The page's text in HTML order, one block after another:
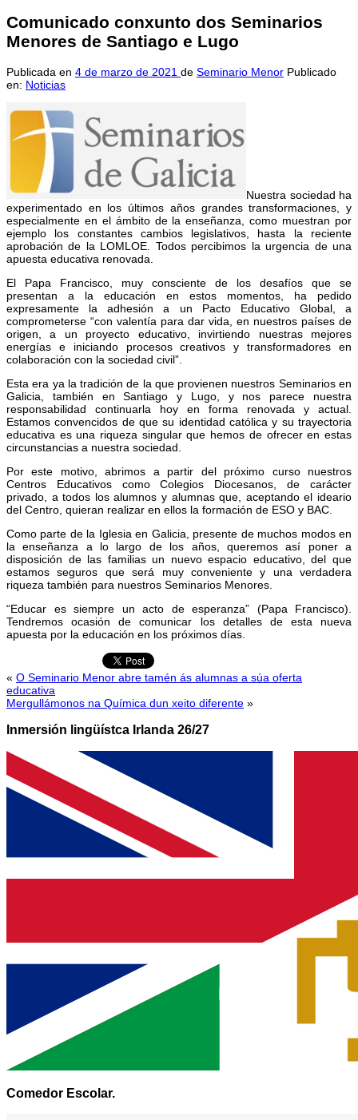
Comunicado conxunto dos Seminarios
Menores de Santiago e Lugo
Publicada en 4 de marzo de 2021 de Seminario Menor Publicado
en: Noticias
Nuestra sociedad ha
experimentado en los últimos años grandes transformaciones, y
especialmente en el ámbito de la enseñanza, como muestran por
ejemplo los constantes cambios legislativos, hasta la reciente
aprobación de la LOMLOE. Todos percibimos la urgencia de una
apuesta educativa renovada.
El Papa Francisco, muy consciente de los desafíos que se
presentan a la educación en estos momentos, ha pedido
expresamente la adhesión a un Pacto Educativo Global, a
comprometerse “con valentía para dar vida, en nuestros países de
origen, a un proyecto educativo, invirtiendo nuestras mejores
energías e iniciando procesos creativos y transformadores en
colaboración con la sociedad civil”.
Esta era ya la tradición de la que provienen nuestros Seminarios en
Galicia, también en Santiago y Lugo, y nos parece nuestra
responsabilidad continuarla hoy en forma renovada y actual.
Estamos convencidos de que su identidad católica y su trayectoria
educativa es una riqueza singular que hemos de ofrecer en estas
circunstancias a nuestra sociedad.
Por este motivo, abrimos a partir del próximo curso nuestros
Centros Educativos como Colegios Diocesanos, de carácter
privado, a todos los alumnos y alumnas que, aceptando el ideario
del Centro, quieran realizar en ellos la formación de ESO y BAC.
Como parte de la Iglesia en Galicia, presente de muchos modos en
la enseñanza a lo largo de los años, queremos así poner a
disposición de las familias un nuevo espacio educativo, del que
estamos seguros que será muy conveniente y una verdadera
riqueza también para nuestros Seminarios Menores.
“Educar es siempre un acto de esperanza” (Papa Francisco).
Tendremos ocasión de comunicar los detalles de esta nueva
apuesta por la educación en los próximos días.
« O Seminario Menor abre tamén ás alumnas a súa oferta
educativa
Mergullámonos na Química dun xeito diferente »
Inmersión lingüístca Irlanda 26/27
Comedor Escolar.